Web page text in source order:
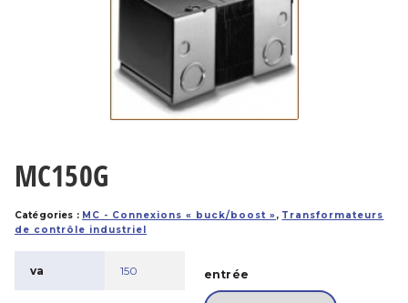
MC150G
Catégories : MC - Connexions « buck/boost » , Transformateurs
de contrôle industriel
va 150 entrée